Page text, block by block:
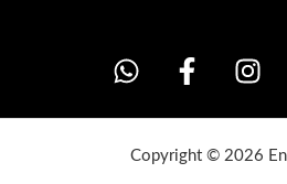
Copyright © 2026